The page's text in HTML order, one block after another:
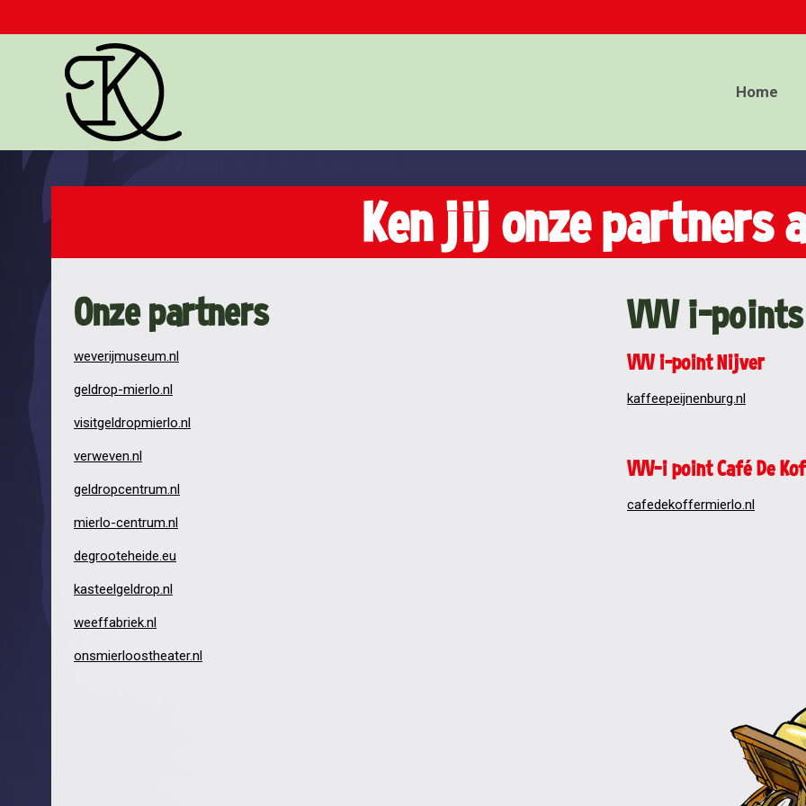
Home
Ken jij onze partners
Onze partners
weverijmuseum.nl
geldrop-mierlo.nl
visitgeldropmierlo.nl
verweven.nl
geldropcentrum.nl
mierlo-centrum.nl
degrooteheide.eu
kasteelgeldrop.nl
weeffabriek.nl
onsmierloostheater.nl
VVV i-points
VVV i-point Nijver
kaffeepeijnenburg.nl
VVV-i point Café De
cafedekoffermierlo.nl